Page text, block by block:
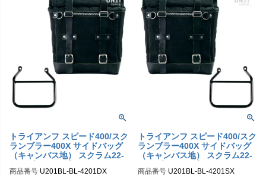
トライアンフ スピード400/スク
ランブラー400X サイドバッグ
（キャンバス地） スクラム22-
30L ブラック/ブラック＆サイ
ドバッグサポート フレーム右側
商品番号 U201BL-BL-4201DX
トライアンフ スピード400/スク
ランブラー400X サイドバッグ
（キャンバス地） スクラム22-
30L ブラック/ブラック ＆サイ
ドバッグサポート フレーム左側
商品番号 U201BL-BL-4201SX